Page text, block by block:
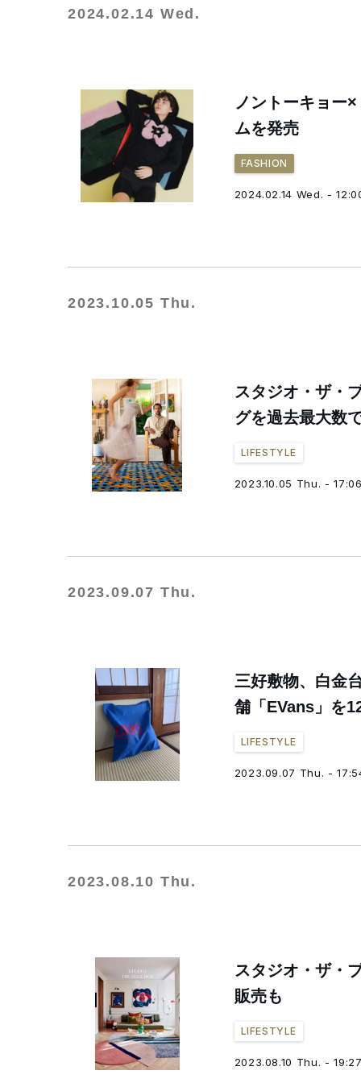
2024.02.14 Wed.
ノントーキョー
ムを発売
FASHION
2024.02.14 Wed. -
2023.10.05 Thu.
スタジオ・ザ・
グを過去最大数
LIFESTYLE
2023.10.05 Thu. -
2023.09.07 Thu.
三好敷物、白金
舗「EVans」を
LIFESTYLE
2023.09.07 Thu. -
2023.08.10 Thu.
スタジオ・ザ・
販売も
LIFESTYLE
2023.08.10 Thu. -